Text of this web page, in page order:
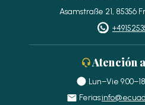
Asamstraße 21, 85356
Atención
Lun–Vie
Ferias: